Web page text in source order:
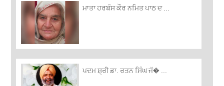
ਮਾਤਾ ਹਰਬੰਸ ਕੌਰ ਨਮਿਤ ਪਾਠ ਦ ...
ਪਦਮ ਸ਼੍ਰੀ ਡਾ. ਰਤਨ ਸਿੰਘ ਜੱ� ...